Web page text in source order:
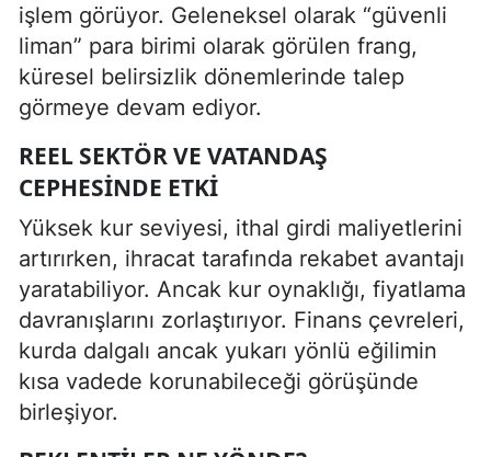
işlem görüyor. Geleneksel olarak “güvenli
liman” para birimi olarak görülen frang,
küresel belirsizlik dönemlerinde talep
görmeye devam ediyor.
REEL SEKTÖR VE VATANDAŞ
CEPHESINDE ETKI
Yüksek kur seviyesi, ithal girdi maliyetlerini
artırırken, ihracat tarafında rekabet avantajı
yaratabiliyor. Ancak kur oynaklığı, fiyatlama
davranışlarını zorlaştırıyor. Finans çevreleri,
kurda dalgalı ancak yukarı yönlü eğilimin
kısa vadede korunabileceği görüşünde
birleşiyor.